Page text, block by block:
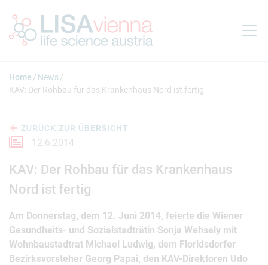
Home
News
KAV: Der Rohbau für das Krankenhaus Nord ist fertig
ZURÜCK ZUR ÜBERSICHT
12.6.2014
KAV: Der Rohbau für das Krankenhaus
Nord ist fertig
Am Donnerstag, dem 12. Juni 2014, feierte die Wiener
Gesundheits- und Sozialstadträtin Sonja Wehsely mit
Wohnbaustadtrat Michael Ludwig, dem Floridsdorfer
Bezirksvorsteher Georg Papai, den KAV-Direktoren Udo